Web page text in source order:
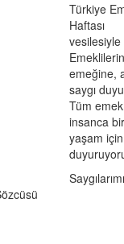
Türkiye
Haftası
emeğine,
saygı
Tüm
insanca bir
yaşam